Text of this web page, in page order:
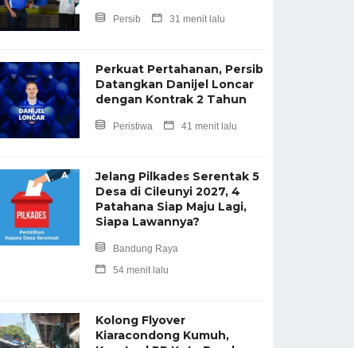
Persib 31 menit lalu
Perkuat Pertahanan, Persib
Datangkan Danijel Loncar
dengan Kontrak 2 Tahun
Peristiwa 41 menit lalu
Jelang Pilkades Serentak 5
Desa di Cileunyi 2027, 4
Patahana Siap Maju Lagi,
Siapa Lawannya?
Bandung Raya
54 menit lalu
Kolong Flyover
Kiaracondong Kumuh,